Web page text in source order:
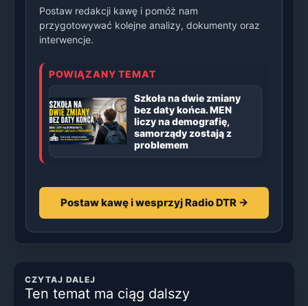
Postaw redakcji kawę i pomóż nam
przygotowywać kolejne analizy, dokumenty oraz
interwencje.
POWIĄZANY TEMAT
Szkoła na dwie zmiany
bez daty końca. MEN
liczy na demografię,
samorządy zostają z
problemem
Postaw kawę i wesprzyj Radio DTR →
CZYTAJ DALEJ
Ten temat ma ciąg dalszy